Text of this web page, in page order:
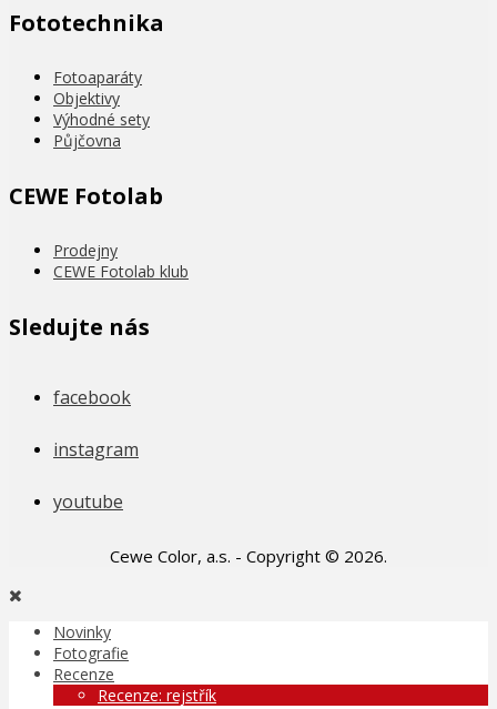
Fototechnika
Fotoaparáty
Objektivy
Výhodné sety
Půjčovna
CEWE Fotolab
Prodejny
CEWE Fotolab klub
Sledujte nás
facebook
instagram
youtube
Cewe Color, a.s. - Copyright © 2026.
Novinky
Fotografie
Recenze
Recenze: rejstřík